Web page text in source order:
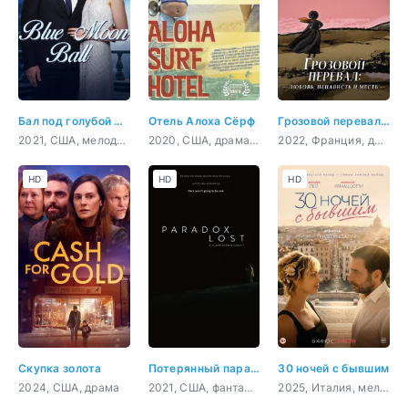
Бал под голубой луной
2021, США, мелодрама
Отель Алоха Сёрф
2020, США, драма, комедия
Грозовой перевал: любовь, ненависть и месть
2022, Франция, документальный
Скупка золота
2024, США, драма
HD
Потерянный парадокс
2021, США, фантастика, комедия
HD
30 ночей с бывшим
2025, Италия, мелодрама, комедия
HD